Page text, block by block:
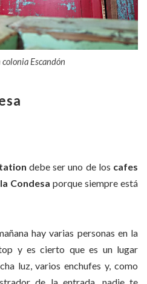
colonia Escandón
debe ser uno de los cafes
Condesa porque siempre está
hay varias personas en la
y es cierto que es un lugar
luz, varios enchufes y, como